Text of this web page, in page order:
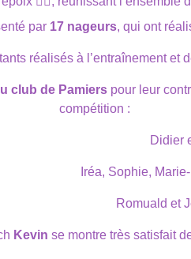
par 17 nageurs, qui ont
réalisés à l’entraînement et
club de Pamierspour leur
compétition :
Didier
Iréa, Sophie,
Romuald et
Kevin se montre très satisfait